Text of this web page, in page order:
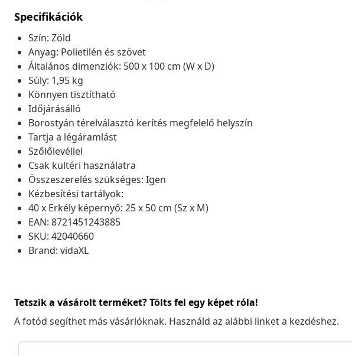
Specifikációk
Szín: Zöld
Anyag: Polietilén és szövet
Általános dimenziók: 500 x 100 cm (W x D)
Súly: 1,95 kg
Könnyen tisztítható
Időjárásálló
Borostyán térelválasztó kerítés megfelelő helyszín
Tartja a légáramlást
Szőlőlevéllel
Csak kültéri használatra
Összeszerelés szükséges: Igen
Kézbesítési tartályok:
40 x Erkély képernyő: 25 x 50 cm (Sz x M)
EAN: 8721451243885
SKU: 42040660
Brand: vidaXL
Tetszik a vásárolt terméket? Tölts fel egy képet róla!
A fotód segíthet más vásárlóknak. Használd az alábbi linket a kezdéshez.